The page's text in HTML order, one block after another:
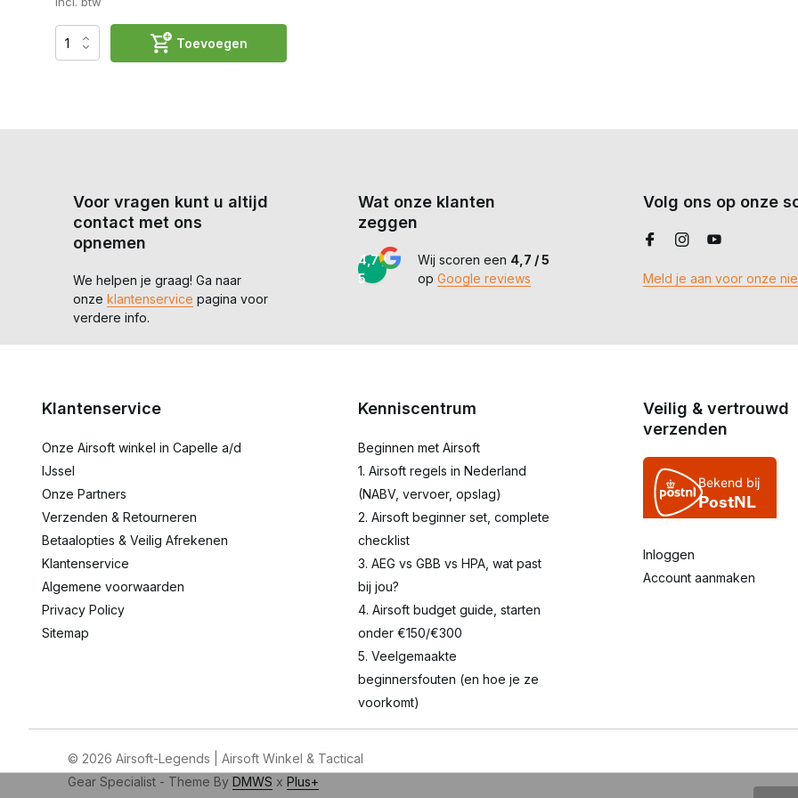
Toevoegen
Voor vragen kunt u altijd
contact met ons
opnemen
We helpen je graag! Ga naar
onze klantenservice pagina voor
verdere info.
Wat onze klanten
zeggen
4,7 /
5
Wij scoren een 4,7 / 5
op Google reviews
Volg ons op onze
Meld je aan voor onze
Klantenservice
Onze Airsoft winkel in Capelle a/d
IJssel
Onze Partners
Verzenden & Retourneren
Betaalopties & Veilig Afrekenen
Klantenservice
Algemene voorwaarden
Privacy Policy
Sitemap
Kenniscentrum
Beginnen met Airsoft
1. Airsoft regels in Nederland
(NABV, vervoer, opslag)
2. Airsoft beginner set, complete
checklist
3. AEG vs GBB vs HPA, wat past
bij jou?
4. Airsoft budget guide, starten
onder €150/€300
5. Veelgemaakte
beginnersfouten (en hoe je ze
voorkomt)
Veilig & vertrouwd
verzenden
Inloggen
Account aanmaken
© 2026 Airsoft-Legends | Airsoft Winkel & Tactical
Gear Specialist - Theme ByDMWS xPlus+